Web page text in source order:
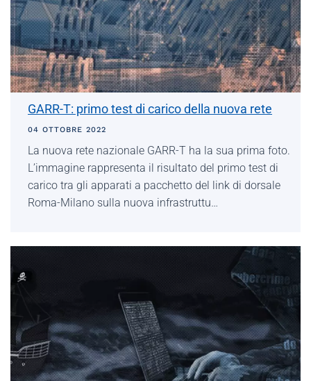
GARR-T: primo test di carico della nuova rete
04 OTTOBRE 2022
La nuova rete nazionale GARR-T ha la sua prima foto.
L’immagine rappresenta il risultato del primo test di
carico tra gli apparati a pacchetto del link di dorsale
Roma-Milano sulla nuova infrastruttu…